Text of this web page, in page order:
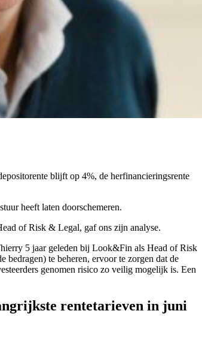
blijft op 4%, de herfinancieringsrente
heeft laten doorschemeren.
of Risk & Legal, gaf ons zijn analyse.
5 jaar geleden bij Look&Fin als Head of Risk
te beheren, ervoor te zorgen dat de
genomen risico zo veilig mogelijk is. Een
rentetarieven in juni